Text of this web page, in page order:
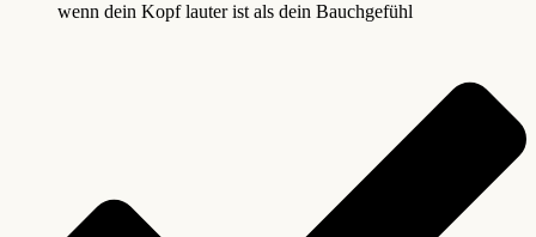
wenn dein Kopf lauter ist als dein Bauchgefühl